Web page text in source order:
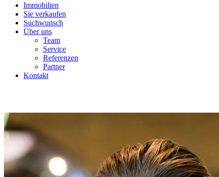
Immobilien
Sie verkaufen
Suchwunsch
Über uns
Team
Service
Referenzen
Partner
Kontakt